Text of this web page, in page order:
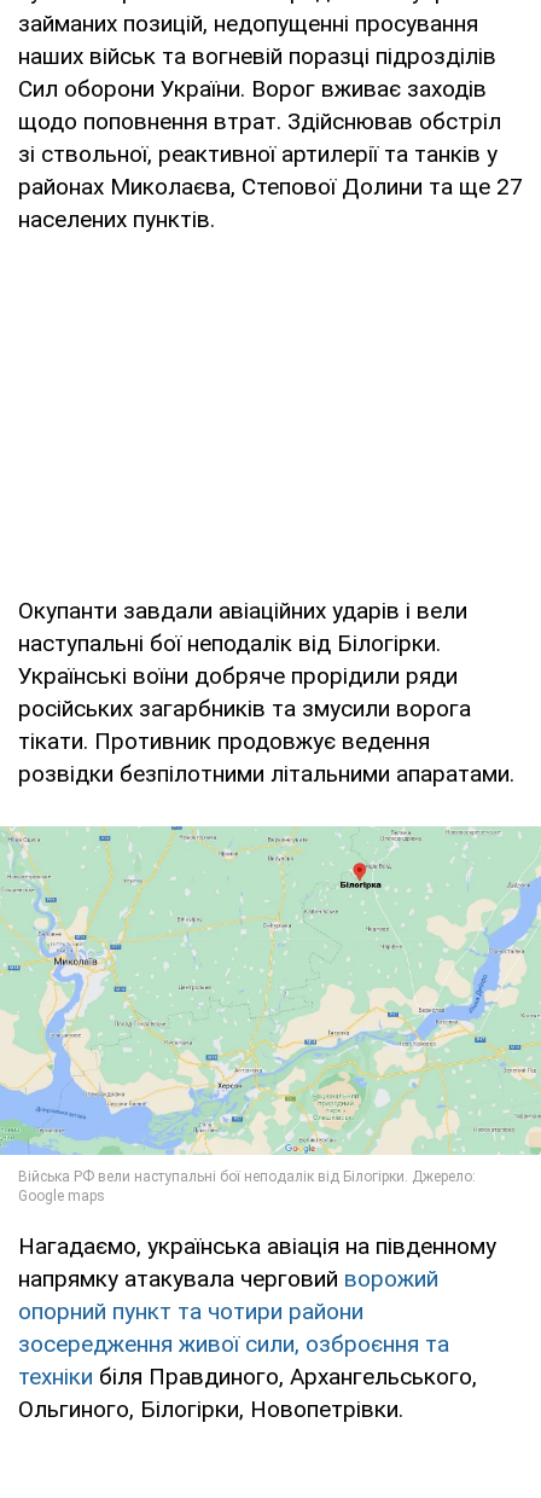
займаних позицій, недопущенні просування
наших військ та вогневій поразці підрозділів
Сил оборони України. Ворог вживає заходів
щодо поповнення втрат. Здійснював обстріл
зі ствольної, реактивної артилерії та танків у
районах Миколаєва, Степової Долини та ще 27
населених пунктів.
Окупанти завдали авіаційних ударів і вели
наступальні бої неподалік від Білогірки.
Українські воїни добряче прорідили ряди
російських загарбників та змусили ворога
тікати. Противник продовжує ведення
розвідки безпілотними літальними апаратами.
Нагадаємо, українська авіація на південному
напрямку атакувала черговий ворожий
опорний пункт та чотири райони
зосередження живої сили, озброєння та
техніки біля Правдиного, Архангельського,
Ольгиного, Білогірки, Новопетрівки.